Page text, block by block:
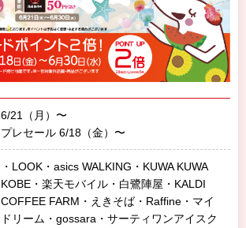
6/21（月）〜
プレセール 6/18（金）〜
・LOOK・asics WALKING・KUWA KUWA
KOBE・楽天モバイル・白鷺陣屋・KALDI
COFFEE FARM・えきそば・Raffine・マイ
ドリーム・gossara・サーティワンアイスク